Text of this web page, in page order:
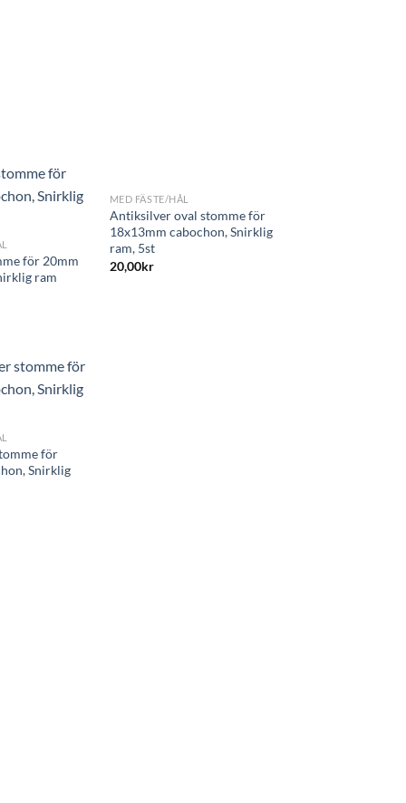
för 20mm
ram
MED FÄSTE/HÅL
Antiksilver oval stomme för
18x13mm cabochon, Snirklig
ram, 5st
20,00kr
för
Snirklig